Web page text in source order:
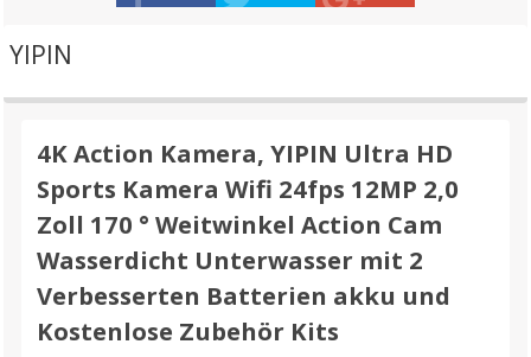
YIPIN
4K Action Kamera, YIPIN Ultra HD
Sports Kamera Wifi 24fps 12MP 2,0
Zoll 170 ° Weitwinkel Action Cam
Wasserdicht Unterwasser mit 2
Verbesserten Batterien akku und
Kostenlose Zubehör Kits